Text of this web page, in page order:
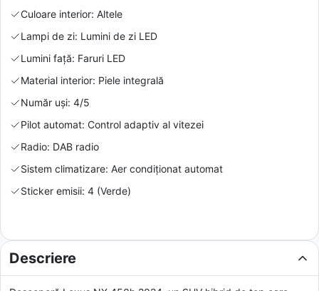
Culoare interior: Altele
Lampi de zi: Lumini de zi LED
Lumini față: Faruri LED
Material interior: Piele integrală
Număr uși: 4/5
Pilot automat: Control adaptiv al vitezei
Radio: DAB radio
Sistem climatizare: Aer condiționat automat
Sticker emisii: 4 (Verde)
Descriere